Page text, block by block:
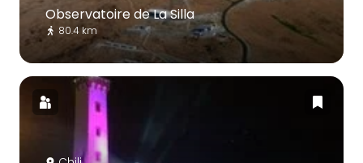
Observatoire de La Silla
80.4 km